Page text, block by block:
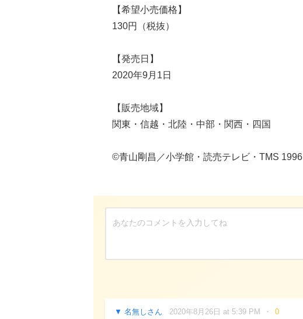
【希望小売価格】
130円（税抜）
【発売日】
2020年9月1日
【販売地域】
関東・信越・北陸・中部・関西・四国
©青山剛昌／小学館・読売テレビ・TMS 1996
名無しさん 2020年8月26日 at 5:39 PM 0